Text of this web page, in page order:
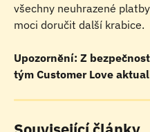
všechny neuhrazené
moci doručit další krabice.
Upozornění: Z
tým Customer Love